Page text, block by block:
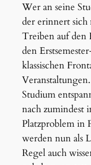
Wer an seine
der erinnert sich
Treiben auf den
den
klassischen
Studium
nach zumindest
Platzproblem in
werden nun als
Regel auch